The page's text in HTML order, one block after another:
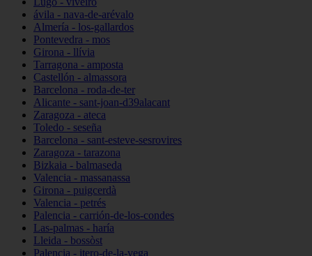
ávila - nava-de-arévalo
Almería - los-gallardos
Pontevedra - mos
Girona - llívia
Tarragona - amposta
Castellón - almassora
Barcelona - roda-de-ter
Alicante - sant-joan-d39alacant
Zaragoza - ateca
Toledo - seseña
Barcelona - sant-esteve-sesrovires
Zaragoza - tarazona
Bizkaia - balmaseda
Valencia - massanassa
Girona - puigcerdà
Valencia - petrés
Palencia - carrión-de-los-condes
Las-palmas - haría
Lleida - bossòst
Palencia - itero-de-la-vega